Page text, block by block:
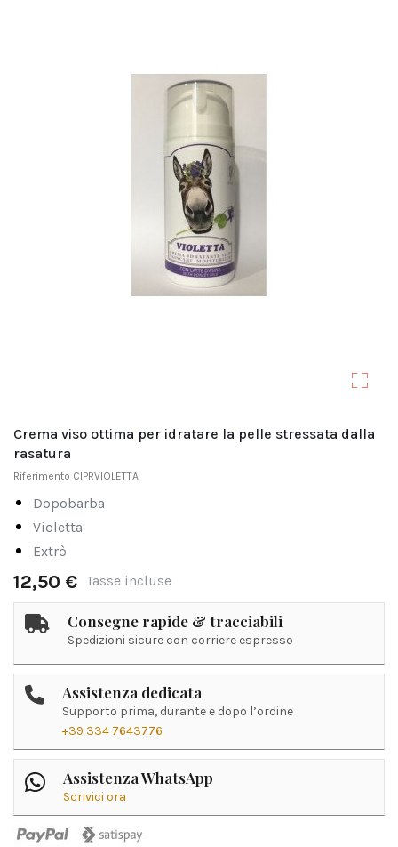
Crema viso ottima per idratare la pelle stressata dalla
rasatura
Riferimento CIPRVIOLETTA
dopobarba
violetta
extrò
12,50 € Tasse incluse
Consegne rapide & tracciabili
Spedizioni sicure con corriere espresso
Assistenza dedicata
Supporto prima, durante e dopo l’ordine
+39 334 7643776
Assistenza WhatsApp
Scrivici ora